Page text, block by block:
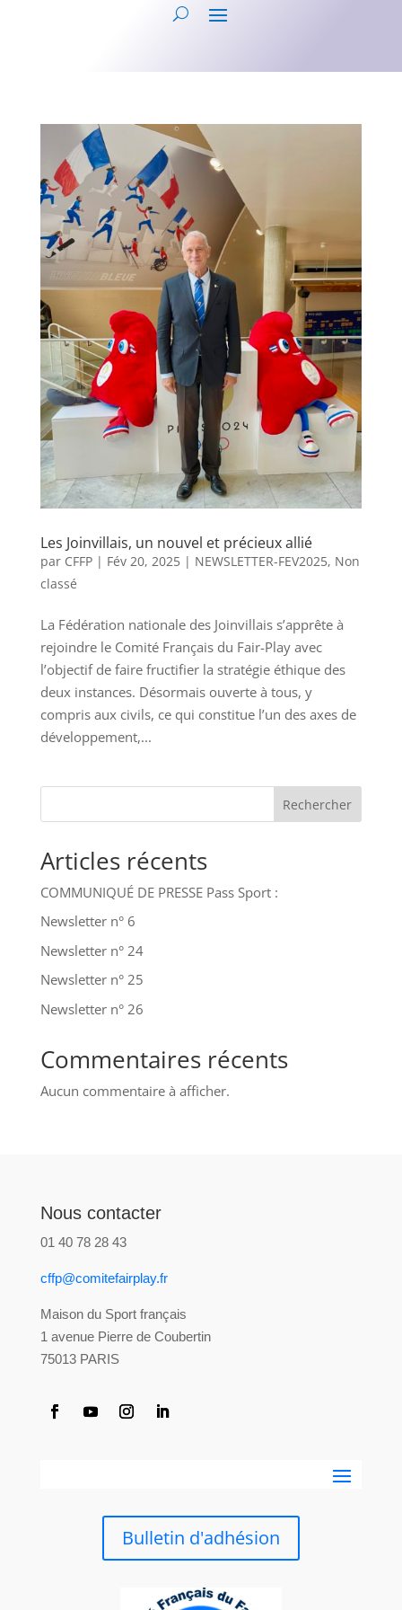
Les Joinvillais, un nouvel et précieux allié
par CFFP| Fév 20, 2025| NEWSLETTER-FEV2025, Non
classé
La Fédération nationale des Joinvillais s’apprête à
rejoindre le Comité Français du Fair-Play avec
l’objectif de faire fructifier la stratégie éthique des
deux instances. Désormais ouverte à tous, y
compris aux civils, ce qui constitue l’un des axes de
développement,...
Rechercher
Articles récents
COMMUNIQUÉ DE PRESSE Pass Sport :
Newsletter n° 6
Newsletter n° 24
Newsletter n° 25
Newsletter n° 26
Commentaires récents
Aucun commentaire à afficher.
Nous contacter
01 40 78 28 43
cffp@comitefairplay.fr
Maison du Sport français
1 avenue Pierre de Coubertin
75013 PARIS
Bulletin d'adhésion